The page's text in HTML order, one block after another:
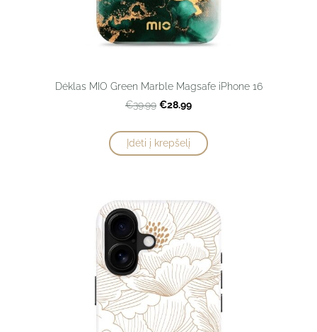
Dėklas MIO Green Marble Magsafe iPhone 16
€39.99 €28.99
Įdėti į krepšelį